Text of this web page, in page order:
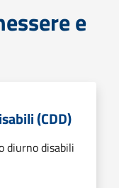
e
(CDD)
diurno disabili